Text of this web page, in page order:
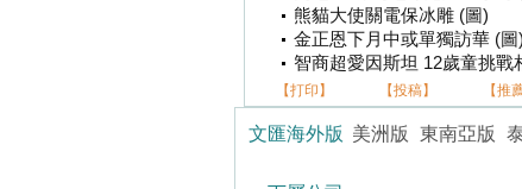
熊貓大使關電保冰雕 (圖)
金正恩下月中或單獨訪華 (圖)
智商超愛因斯坦 12歲童挑戰
【打印】 【投稿】 【推
文匯海外版 美洲版 東南亞版